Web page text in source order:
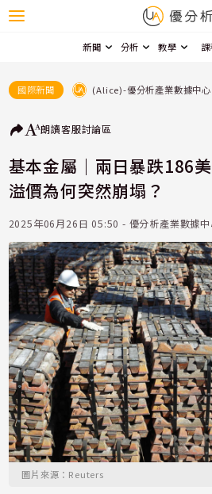
新聞 分析 教學
國際新聞 (Alice)-優分析產業數據中心
朗讀客服討論區
基本金屬｜兩日暴跌186
溢價為何突然崩塌？
2025年06月26日 05:50 - 優分析產業數據中
圖片來源：Reuters